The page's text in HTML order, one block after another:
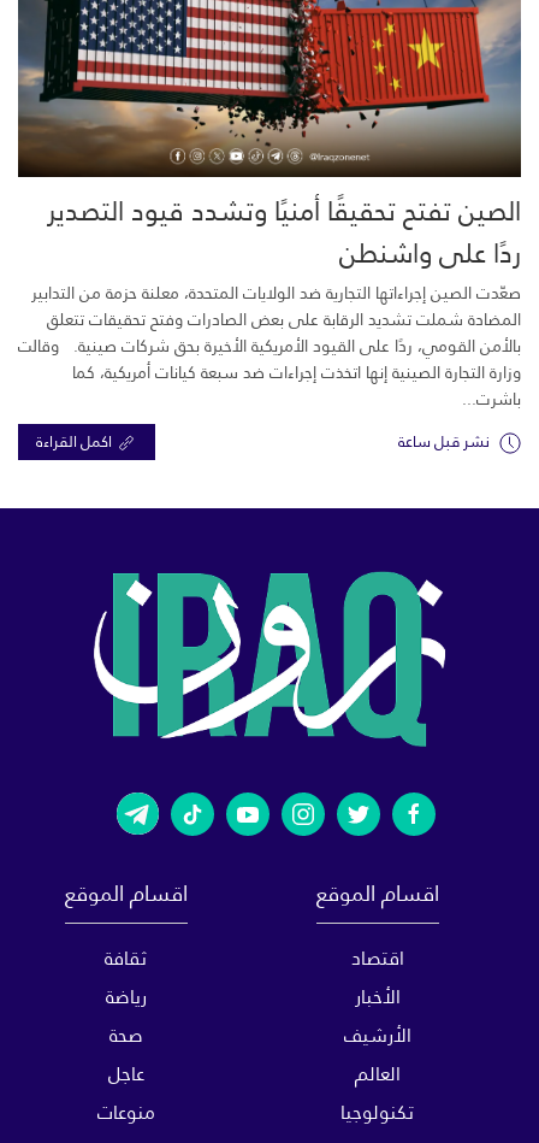
الصين تفتح تحقيقًا أمنيًا وتشدد قيود التصدير
ردًا على واشنطن
صعّدت الصين إجراءاتها التجارية ضد الولايات المتحدة، معلنة حزمة من التدابير
المضادة شملت تشديد الرقابة على بعض الصادرات وفتح تحقيقات تتعلق
بالأمن القومي، ردًا على القيود الأمريكية الأخيرة بحق شركات صينية. وقالت
وزارة التجارة الصينية إنها اتخذت إجراءات ضد سبعة كيانات أمريكية، كما
باشرت...
نشر قبل ساعة اكمل القراءة
اقسام الموقع
اقتصاد
الأخبار
الأرشيف
العالم
تكنولوجيا
اقسام الموقع
ثقافة
رياضة
صحة
عاجل
منوعات